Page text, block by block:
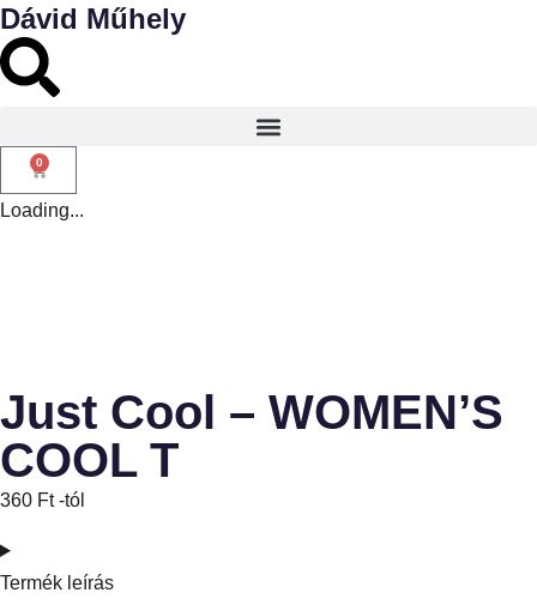
Dávid Műhely
0
Loading...
Just Cool – WOMEN’S
COOL T
360 Ft-tól
Termék leírás